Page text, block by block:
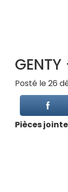
GENTY
Posté le 26
Pièces